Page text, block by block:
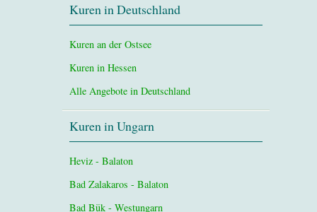
Kuren in Deutschland
Kuren an der Ostsee
Kuren in Hessen
Alle Angebote in Deutschland
Kuren in Ungarn
Heviz - Balaton
Bad Zalakaros - Balaton
Bad Bük - Westungarn